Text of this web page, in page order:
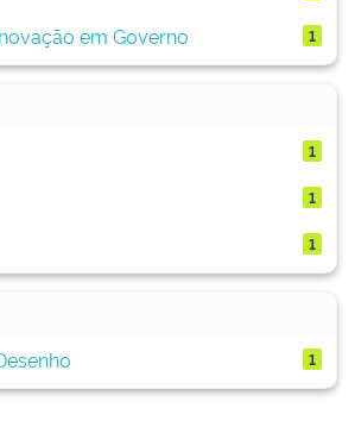
em Governo 1
1
1
1
1